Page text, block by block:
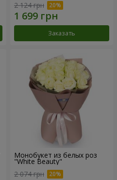
2 124 грн
Заказать
Монобукет из белых роз
"White Beauty"
2 074 грн